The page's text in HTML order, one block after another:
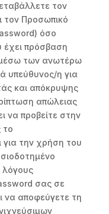
τον
τον Προσωπικό
όσο
έχει πρόσβαση
μέσω των ανωτέρω
υπεύθυνος/η για
και απόκρυψης
απώλειας
να προβείτε στην
το
την χρήση του
λόγους
σας σε
να αποφεύγετε τη